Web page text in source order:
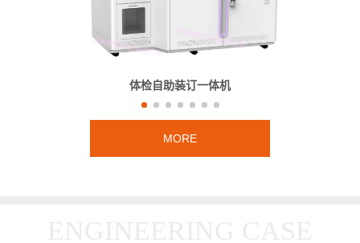
体检自助装订一体机
MORE